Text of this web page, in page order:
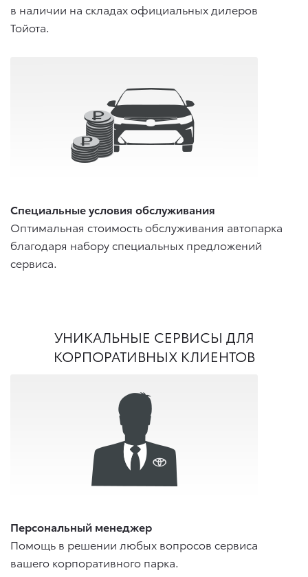
в наличии на складах официальных дилеров
Тойота.
Специальные условия обслуживания
Оптимальная стоимость обслуживания автопарка
благодаря набору специальных предложений
сервиса.
УНИКАЛЬНЫЕ СЕРВИСЫ ДЛЯ
КОРПОРАТИВНЫХ КЛИЕНТОВ
Персональный менеджер
Помощь в решении любых вопросов сервиса
вашего корпоративного парка.